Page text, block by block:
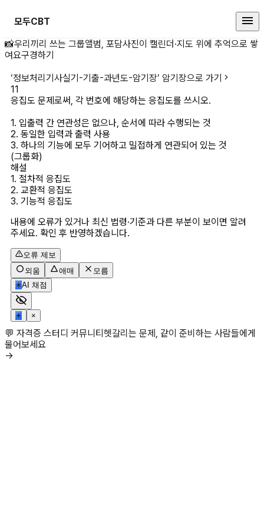
모두CBT
응집도 문제로써, 각 번호에 해당
📸우리끼리 쓰는 그룹앨범, 포담사진이 캘린더·지도 위에 추억으로 쌓
여요구경하기
‘정보처리기사실기-기출-과년도-암기장’ 암기장으로 가기
11
응집도 문제로써, 각 번호에 해당하는 응집도를 쓰시오.
1. 입출력 간 연관성은 없으나, 순서에 따라 수행되는 것
2. 동일한 입력과 출력 사용
3. 하나의 기능에 모두 기어하고 밀접하게 연관되어 있는 것
(그룹화)
해설
1. 절차적 응집도
2. 교환적 응집도
3. 기능적 응집도
내용에 오류가 있거나 최신 법령·기준과 다른 부분이 보이면 알려
주세요. 확인 후 반영하겠습니다.
오류 제보
외움
애매
모름
✳AI 채점
✳ ×
💬 자격증 스터디 커뮤니티헷갈리는 문제, 같이 준비하는 사람들에게
물어보세요
→